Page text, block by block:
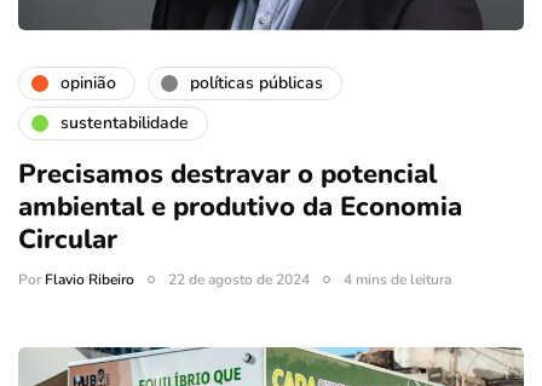
opinião
políticas públicas
sustentabilidade
Precisamos destravar o potencial
ambiental e produtivo da Economia
Circular
PorFlavio Ribeiro 22 de agosto de 2024 4 mins de leitura